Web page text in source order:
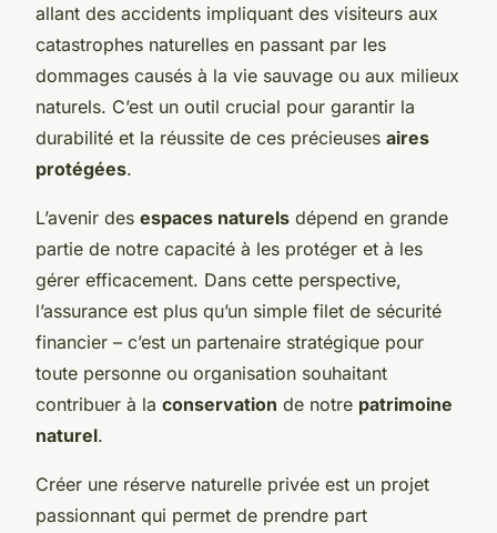
allant des accidents impliquant des visiteurs aux
catastrophes naturelles en passant par les
dommages causés à la vie sauvage ou aux milieux
naturels. C’est un outil crucial pour garantir la
durabilité et la réussite de ces précieuses aires
protégées.
L’avenir des espaces naturels dépend en grande
partie de notre capacité à les protéger et à les
gérer efficacement. Dans cette perspective,
l’assurance est plus qu’un simple filet de sécurité
financier – c’est un partenaire stratégique pour
toute personne ou organisation souhaitant
contribuer à la conservation de notre patrimoine
naturel.
Créer une réserve naturelle privée est un projet
passionnant qui permet de prendre part